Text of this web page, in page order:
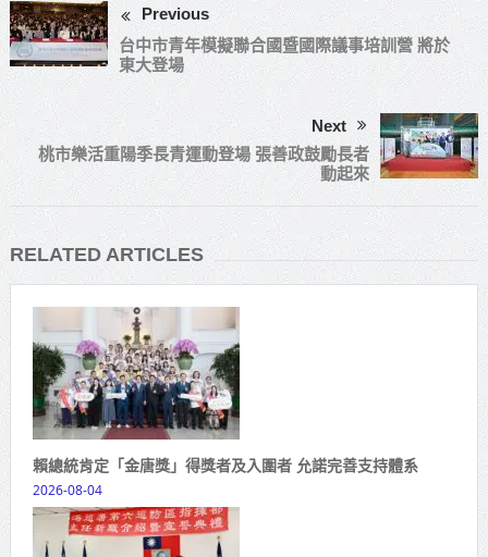
Previous
台中市青年模擬聯合國暨國際議事培訓營 將於
東大登場
Next
桃市樂活重陽季長青運動登場 張善政鼓勵長者
動起來
RELATED ARTICLES
賴總統肯定「金唐獎」得獎者及入圍者 允諾完善支持體系
2026-08-04